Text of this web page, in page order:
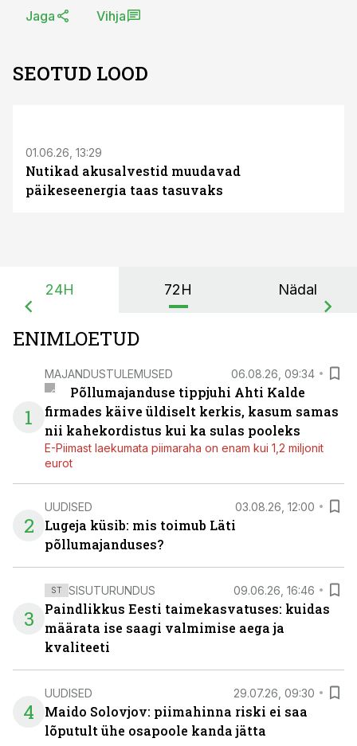
Jaga Vihja
SEOTUD LOOD
01.06.26, 13:29
Nutikad akusalvestid muudavad
päikeseenergia taas tasuvaks
24H 72H Nädal
ENIMLOETUD
1
MAJANDUSTULEMUSED 06.08.26, 09:34
Põllumajanduse tippjuhi Ahti Kalde
firmades käive üldiselt kerkis, kasum samas
nii kahekordistus kui ka sulas pooleks
E-Piimast laekumata piimaraha on enam kui 1,2 miljonit
eurot
2
UUDISED 03.08.26, 12:00
Lugeja küsib: mis toimub Läti
põllumajanduses?
3
ST SISUTURUNDUS 09.06.26, 16:46
Paindlikkus Eesti taimekasvatuses: kuidas
määrata ise saagi valmimise aega ja
kvaliteeti
4
UUDISED 29.07.26, 09:30
Maido Solovjov: piimahinna riski ei saa
lõputult ühe osapoole kanda jätta